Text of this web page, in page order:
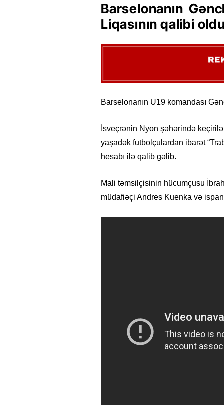
Barselonanın
Liqasının qalibi
Barselonanın U19 komandası
İsveçrənin Nyon şəhərində
yaşadək futbolçulardan ibarət
hesabı ilə qalib gəlib.
Mali təmsilçisinin hücumçusu
müdafiəçi Andres Kuenka və